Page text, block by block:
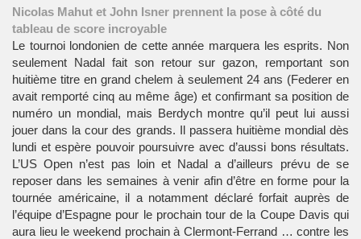
Nicolas Mahut et John Isner prennent la pose à côté du
tableau de score incroyable
Le tournoi londonien de cette année marquera les esprits. Non
seulement Nadal fait son retour sur gazon, remportant son
huitième titre en grand chelem à seulement 24 ans (Federer en
avait remporté cinq au même âge) et confirmant sa position de
numéro un mondial, mais Berdych montre qu’il peut lui aussi
jouer dans la cour des grands. Il passera huitième mondial dès
lundi et espère pouvoir poursuivre avec d’aussi bons résultats.
L’US Open n’est pas loin et Nadal a d’ailleurs prévu de se
reposer dans les semaines à venir afin d’être en forme pour la
tournée américaine, il a notamment déclaré forfait auprès de
l’équipe d’Espagne pour le prochain tour de la Coupe Davis qui
aura lieu le weekend prochain à Clermont-Ferrand … contre les